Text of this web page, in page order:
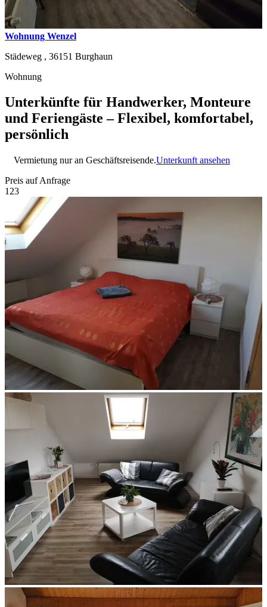
Wohnung Wenzel
Städeweg , 36151 Burghaun
Wohnung
Unterkünfte für Handwerker, Monteure
und Feriengäste – Flexibel, komfortabel,
persönlich
Vermietung nur an Geschäftsreisende.Unterkunft ansehen
Preis auf Anfrage
1 23